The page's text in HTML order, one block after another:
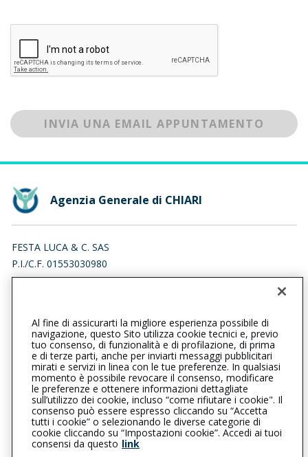
INVIA UNA EMAIL APPUNTAMENTO
Agenzia Generale di CHIARI
FESTA LUCA & C. SAS
P.I./C.F. 01553030980
VIA AVIS 1, 25032 CHIARI (BS)
030712144 0307002500
chiari@cattolica.it
festalucasas@legalmail.it
L’intermediario è soggetto al controllo dell’IVASS. Consulta il
Registro RUI al seguentelink
Al fine di assicurarti la migliore esperienza possibile di
navigazione, questo Sito utilizza cookie tecnici e, previo
tuo consenso, di funzionalità e di profilazione, di prima
e di terze parti, anche per inviarti messaggi pubblicitari
mirati e servizi in linea con le tue preferenze. In qualsiasi
momento è possibile revocare il consenso, modificare
le preferenze e ottenere informazioni dettagliate
sull’utilizzo dei cookie, incluso “come rifiutare i cookie". Il
consenso può essere espresso cliccando su “Accetta
tutti i cookie” o selezionando le diverse categorie di
cookie cliccando su “Impostazioni cookie”. Accedi ai tuoi
consensi da questo link